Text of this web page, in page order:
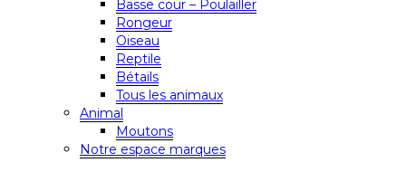
Basse cour – Poulailler
Rongeur
Oiseau
Reptile
Bétails
Tous les animaux
Animal
Moutons
Notre espace marques